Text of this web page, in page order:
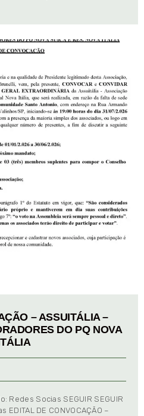
– ASSUITÁLIA –
DO PQ NOVA
Redes Socias SEGUIR SEGUIR
DE CONVOCAÇÃO –